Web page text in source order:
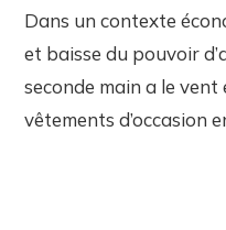
Dans un contexte
et baisse du pouvoir
seconde main a le vent
vêtements d’occasion